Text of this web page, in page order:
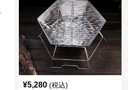
¥5,280 (税込)